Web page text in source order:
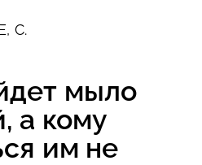
С.
мыло
а кому
им не